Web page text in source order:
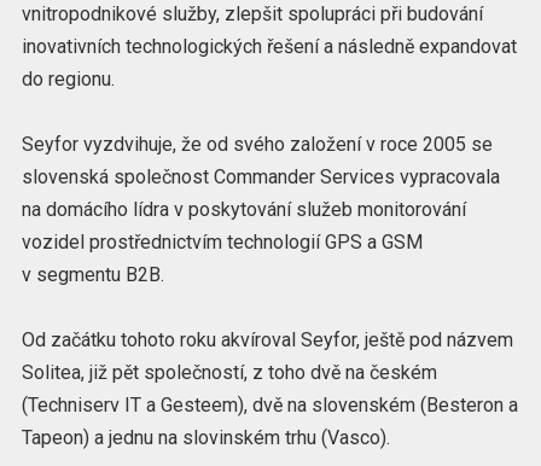
vnitropodnikové služby, zlepšit spolupráci při budování
inovativních technologických řešení a následně expandovat
do regionu.
Seyfor vyzdvihuje, že od svého založení v roce 2005 se
slovenská společnost Commander Services vypracovala
na domácího lídra v poskytování služeb monitorování
vozidel prostřednictvím technologií GPS a GSM
v segmentu B2B.
Od začátku tohoto roku akvíroval Seyfor, ještě pod názvem
Solitea, již pět společností, z toho dvě na českém
(Techniserv IT a Gesteem), dvě na slovenském (Besteron a
Tapeon) a jednu na slovinském trhu (Vasco).